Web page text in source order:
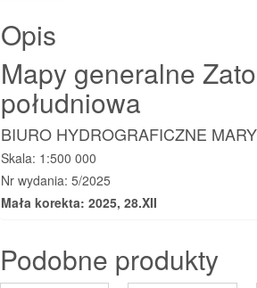
Opis
Mapy generalne
południowa
BIURO HYDROGRAFICZNE
Skala: 1:500 000
Nr wydania: 5/2025
Mała korekta: 2025, 28.XII
Podobne produkty